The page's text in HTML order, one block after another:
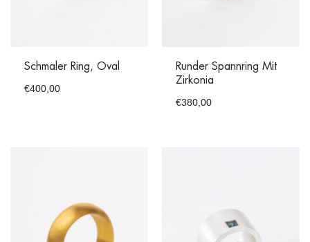
Schmaler Ring, Oval
€400,00
Runder Spannring Mit
Zirkonia
€380,00